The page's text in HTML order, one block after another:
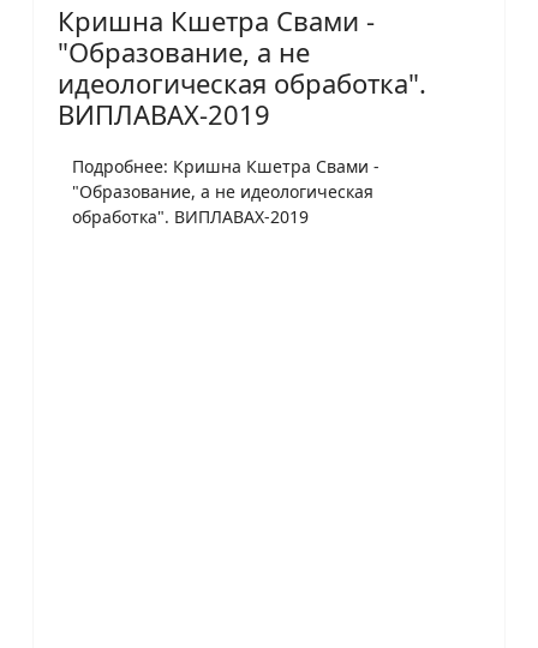
Кришна Кшетра Свами -
"Образование, а не
идеологическая обработка".
ВИПЛАВАХ-2019
Подробнее: Кришна Кшетра Свами -
"Образование, а не идеологическая
обработка". ВИПЛАВАХ-2019